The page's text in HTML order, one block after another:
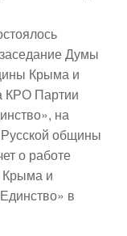
Думы
Крыма и
КРО Партии
на
Русской общины
о работе
и
в